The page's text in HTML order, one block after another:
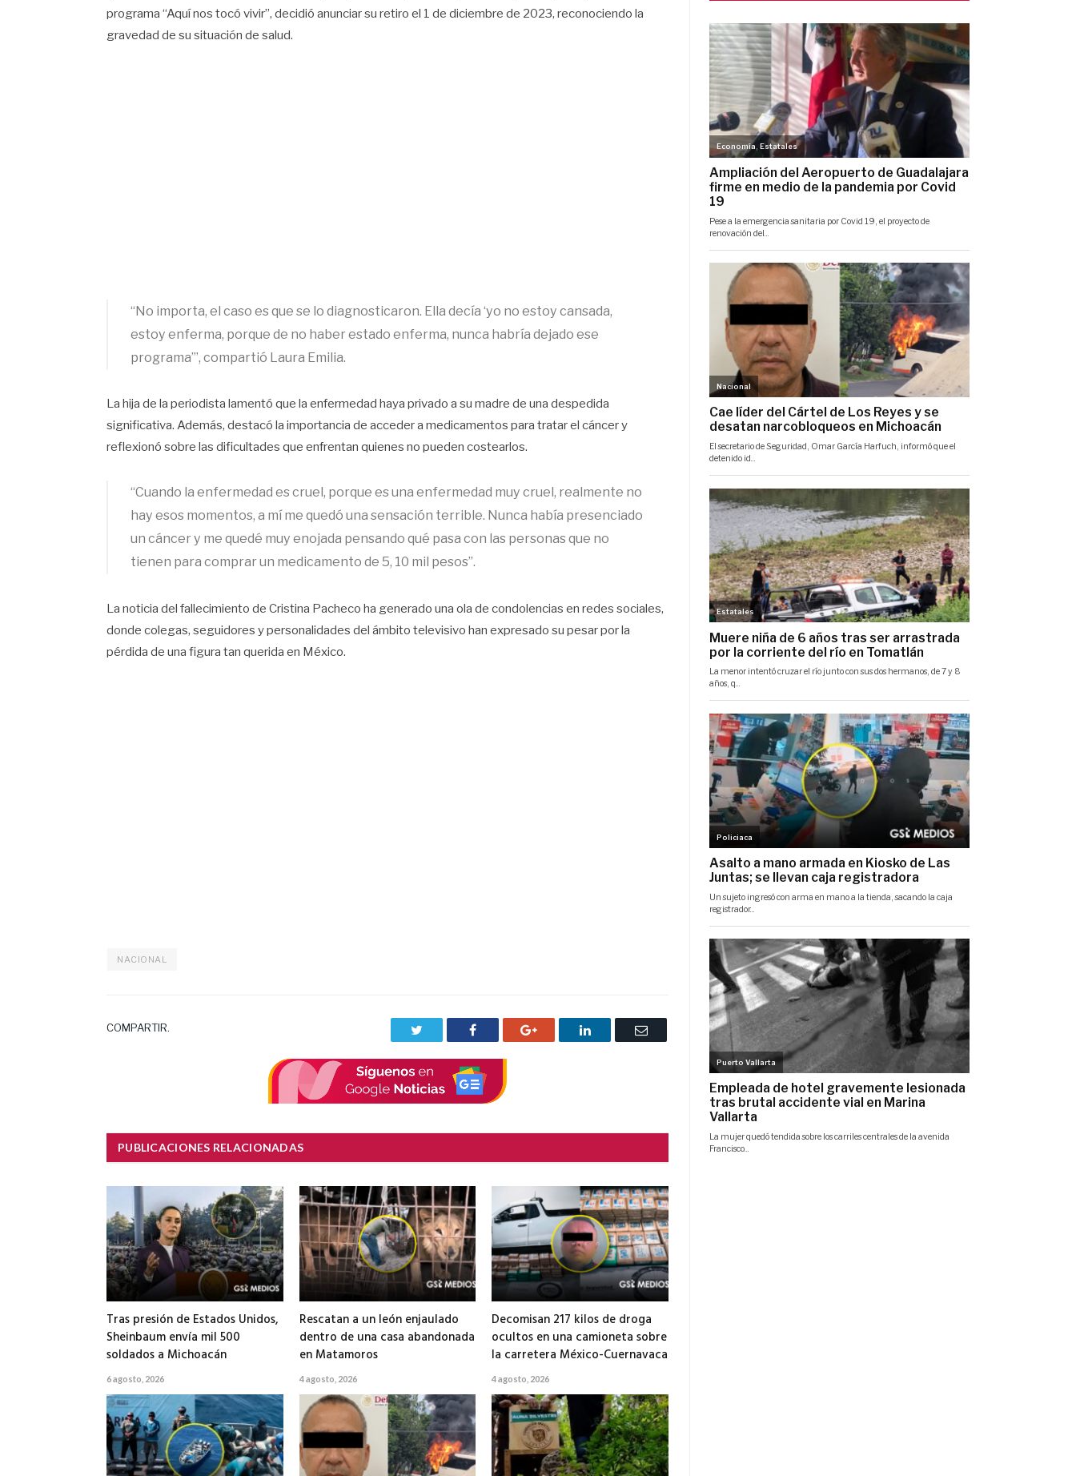
programa “Aquí nos tocó vivir”, decidió anunciar su retiro el 1 de diciembre de 2023, reconociendo la
gravedad de su situación de salud.
“No importa, el caso es que se lo diagnosticaron. Ella decía ‘yo no estoy cansada,
estoy enferma, porque de no haber estado enferma, nunca habría dejado ese
programa’”, compartió Laura Emilia.
La hija de la periodista lamentó que la enfermedad haya privado a su madre de una despedida
significativa. Además, destacó la importancia de acceder a medicamentos para tratar el cáncer y
reflexionó sobre las dificultades que enfrentan quienes no pueden costearlos.
“Cuando la enfermedad es cruel, porque es una enfermedad muy cruel, realmente no
hay esos momentos, a mí me quedó una sensación terrible. Nunca había presenciado
un cáncer y me quedé muy enojada pensando qué pasa con las personas que no
tienen para comprar un medicamento de 5, 10 mil pesos”.
La noticia del fallecimiento de Cristina Pacheco ha generado una ola de condolencias en redes sociales,
donde colegas, seguidores y personalidades del ámbito televisivo han expresado su pesar por la
pérdida de una figura tan querida en México.
NACIONAL
COMPARTIR. Facebook Google+ LinkedIn
Correo
PUBLICACIONES RELACIONADAS
Tras presión de Estados Unidos,
Sheinbaum envía mil 500
soldados a Michoacán
6 agosto, 2026
Rescatan a un león enjaulado
dentro de una casa abandonada
en Matamoros
4 agosto, 2026
Decomisan 217 kilos de droga
ocultos en una camioneta sobre
la carretera México-Cuernavaca
4 agosto, 2026